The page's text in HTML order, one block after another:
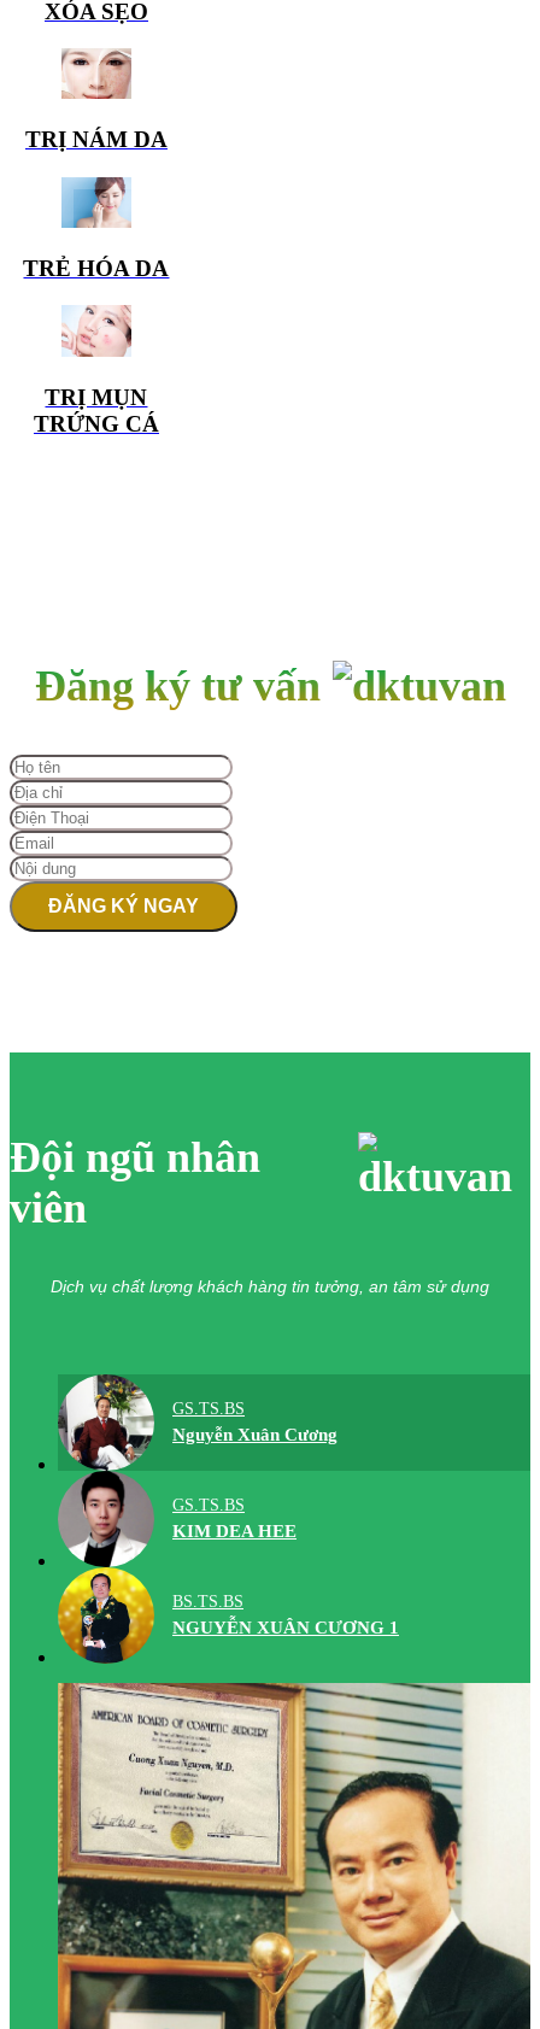
XÓA SẸO
TRỊ NÁM DA
TRẺ HÓA DA
TRỊ MỤN
TRỨNG CÁ
Đăng ký tư vấn
ĐĂNG KÝ NGAY
Đội ngũ nhân
viên
Dịch vụ chất lượng khách hàng tin tưởng, an tâm sử dụng
GS.TS.BS
Nguyễn Xuân Cương
GS.TS.BS
KIM DEA HEE
BS.TS.BS
NGUYỄN XUÂN CƯƠNG 1